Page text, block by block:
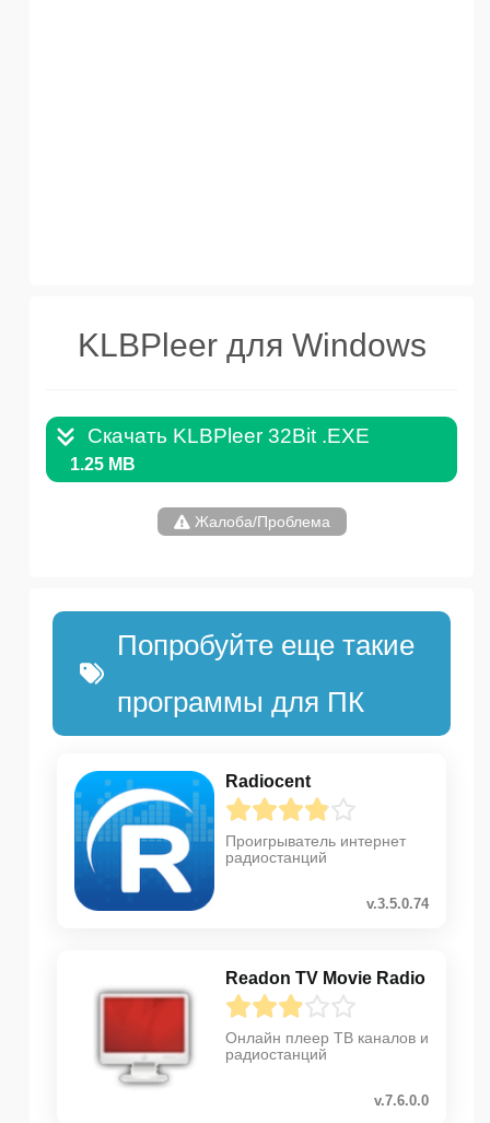
KLBPleer для Windows
Скачать KLBPleer 32Bit .EXE
1.25 MB
Жалоба/Проблема
Попробуйте еще такие
программы для ПК
Radiocent
Проигрыватель интернет
радиостанций
v.3.5.0.74
Readon TV Movie Radio
Онлайн плеер ТВ каналов и
радиостанций
v.7.6.0.0